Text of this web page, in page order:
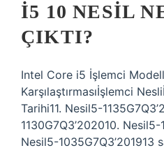
I5 10 NESIL
ÇIKTI?
Intel Core i5 İşlemci
Karşılaştırmasıİşlemci
Tarihi11. Nesil5-
1130G7Q3’202010.
Nesil5-1035G7Q3’201913